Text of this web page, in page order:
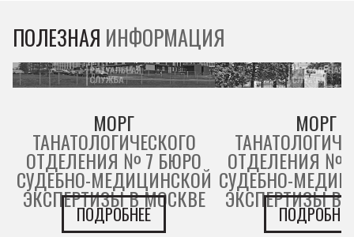
ПОЛЕЗНАЯ ИНФОРМАЦИЯ
МОРГ
ТАНАТОЛОГИЧЕСКОГО
ОТДЕЛЕНИЯ № 7 БЮРО
СУДЕБНО-МЕДИЦИНСКОЙ
ЭКСПЕРТИЗЫ В МОСКВЕ
ПОДРОБНЕЕ
МОРГ
ОТДЕЛЕНИЯ №
СУДЕБНО-
ЭКСПЕРТИЗЫ В
ПОДРОБНЕЕ